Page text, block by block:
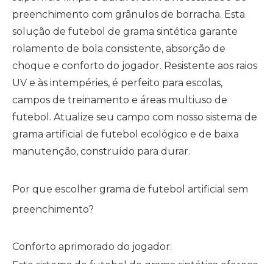
preenchimento com grânulos de borracha. Esta
solução de futebol de grama sintética garante
rolamento de bola consistente, absorção de
choque e conforto do jogador. Resistente aos raios
UV e às intempéries, é perfeito para escolas,
campos de treinamento e áreas multiuso de
futebol. Atualize seu campo com nosso sistema de
grama artificial de futebol ecológico e de baixa
manutenção, construído para durar.
Por que escolher grama de futebol artificial sem
preenchimento?
Conforto aprimorado do jogador: